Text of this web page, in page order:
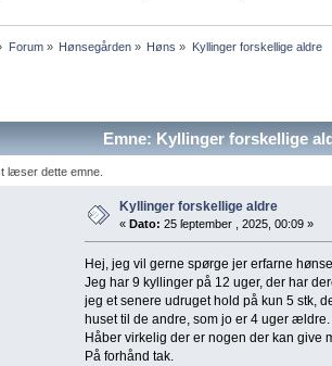
Forum» Hønsegården» Høns » Kyllinger forskellige aldre
Emne: Kyllinger forskellige
læser dette emne.
Kyllinger forskellige aldre
« Dato: 25 ſeptember , 2025, 00:09 »
Hej, jeg vil gerne spørge jer erfarne
Jeg har 9 kyllinger på 12 uger, der har
jeg et senere udruget hold på kun 5 stk,
huset til de andre, som jo er 4 uger
Håber virkelig der er nogen der kan give
På forhånd tak.